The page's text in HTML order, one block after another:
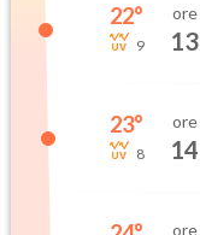
22°
9
ore
13
23°
8
ore
14
ore